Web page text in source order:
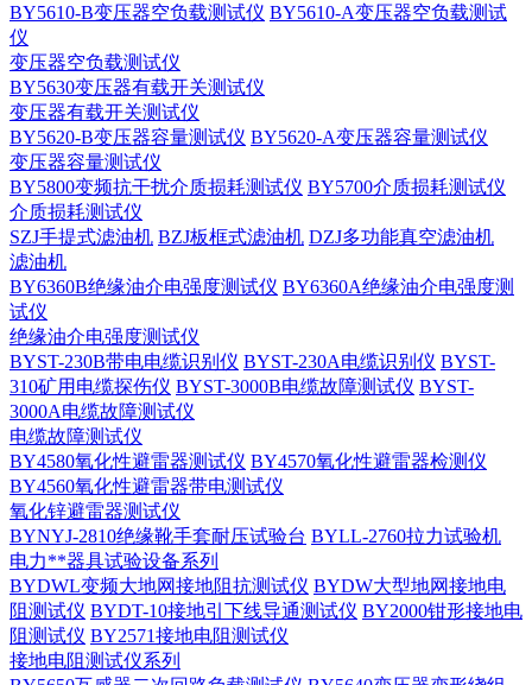
BY5610-B变压器空负载测试仪 BY5610-A变压器空负载测试
仪
变压器空负载测试仪
BY5630变压器有载开关测试仪
变压器有载开关测试仪
BY5620-B变压器容量测试仪 BY5620-A变压器容量测试仪
变压器容量测试仪
BY5800变频抗干扰介质损耗测试仪 BY5700介质损耗测试仪
介质损耗测试仪
SZJ手提式滤油机 BZJ板框式滤油机 DZJ多功能真空滤油机
滤油机
BY6360B绝缘油介电强度测试仪 BY6360A绝缘油介电强度测
试仪
绝缘油介电强度测试仪
BYST-230B带电电缆识别仪 BYST-230A电缆识别仪 BYST-
310矿用电缆探伤仪 BYST-3000B电缆故障测试仪 BYST-
3000A电缆故障测试仪
电缆故障测试仪
BY4580氧化性避雷器测试仪 BY4570氧化性避雷器检测仪
BY4560氧化性避雷器带电测试仪
氧化锌避雷器测试仪
BYNYJ-2810绝缘靴手套耐压试验台 BYLL-2760拉力试验机
电力**器具试验设备系列
BYDWL变频大地网接地阻抗测试仪 BYDW大型地网接地电
阻测试仪 BYDT-10接地引下线导通测试仪 BY2000钳形接地电
阻测试仪 BY2571接地电阻测试仪
接地电阻测试仪系列